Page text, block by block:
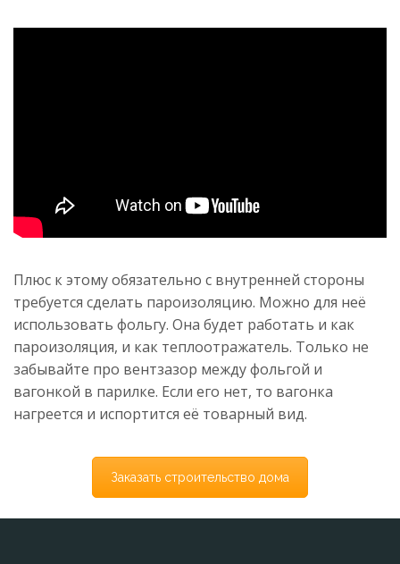
Плюс к этому обязательно с внутренней стороны
требуется сделать пароизоляцию. Можно для неё
использовать фольгу. Она будет работать и как
пароизоляция, и как теплоотражатель. Только не
забывайте про вентзазор между фольгой и
вагонкой в парилке. Если его нет, то вагонка
нагреется и испортится её товарный вид.
Заказать строительство дома